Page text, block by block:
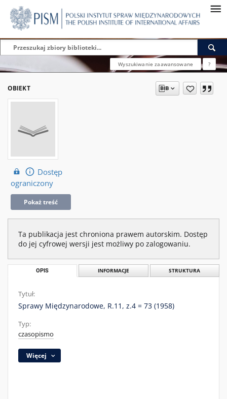
Wyszukiwanie zaawansowane ?
OBIEKT
Dostęp
ograniczony
Pokaż treść
Ta publikacja jest chroniona prawem autorskim. Dostęp
do jej cyfrowej wersji jest możliwy po zalogowaniu.
OPIS INFORMACJE STRUKTURA
Tytuł:
Sprawy Międzynarodowe, R.11, z.4 = 73 (1958)
Typ:
czasopismo
Więcej